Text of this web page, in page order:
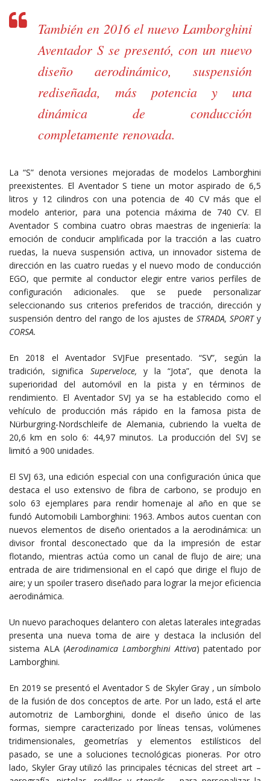
También en 2016 el nuevo Lamborghini
Aventador S se presentó, con un nuevo
diseño aerodinámico, suspensión
rediseñada, más potencia y una
dinámica de conducción
completamente renovada.
La “S” denota versiones mejoradas de modelos Lamborghini
preexistentes. El Aventador S tiene un motor aspirado de 6,5
litros y 12 cilindros con una potencia de 40 CV más que el
modelo anterior, para una potencia máxima de 740 CV. El
Aventador S combina cuatro obras maestras de ingeniería: la
emoción de conducir amplificada por la tracción a las cuatro
ruedas, la nueva suspensión activa, un innovador sistema de
dirección en las cuatro ruedas y el nuevo modo de conducción
EGO, que permite al conductor elegir entre varios perfiles de
configuración adicionales. que se puede personalizar
seleccionando sus criterios preferidos de tracción, dirección y
suspensión dentro del rango de los ajustes de STRADA, SPORTy
CORSA.
En 2018 el Aventador SVJFue presentado. “SV”, según la
tradición, significa Superveloce, y la “Jota”, que denota la
superioridad del automóvil en la pista y en términos de
rendimiento. El Aventador SVJ ya se ha establecido como el
vehículo de producción más rápido en la famosa pista de
Nürburgring-Nordschleife de Alemania, cubriendo la vuelta de
20,6 km en solo 6: 44,97 minutos. La producción del SVJ se
limitó a 900 unidades.
El SVJ 63, una edición especial con una configuración única que
destaca el uso extensivo de fibra de carbono, se produjo en
solo 63 ejemplares para rendir homenaje al año en que se
fundó Automobili Lamborghini: 1963. Ambos autos cuentan con
nuevos elementos de diseño orientados a la aerodinámica: un
divisor frontal desconectado que da la impresión de estar
flotando, mientras actúa como un canal de flujo de aire; una
entrada de aire tridimensional en el capó que dirige el flujo de
aire; y un spoiler trasero diseñado para lograr la mejor eficiencia
aerodinámica.
Un nuevo parachoques delantero con aletas laterales integradas
presenta una nueva toma de aire y destaca la inclusión del
sistema ALA (Aerodinamica Lamborghini Attiva) patentado por
Lamborghini.
En 2019 se presentó el Aventador S de Skyler Gray , un símbolo
de la fusión de dos conceptos de arte. Por un lado, está el arte
automotriz de Lamborghini, donde el diseño único de las
formas, siempre caracterizado por líneas tensas, volúmenes
tridimensionales, geometrías y elementos estilísticos del
pasado, se une a soluciones tecnológicas pioneras. Por otro
lado, Skyler Gray utilizó las principales técnicas del street art –